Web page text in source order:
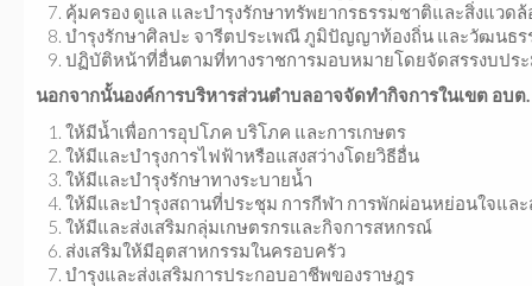
คุ้มครอง ดูแล และบำรุงรักษาทรัพยากรธรรมชาติและสิ่งแวด
บำรุงรักษาศิลปะ จารีตประเพณี ภูมิปัญญาท้องถิ่น และวัฒนธ
ปฏิบัติหน้าที่อื่นตามที่ทางราชการมอบหมายโดยจัดสรรงบปร
นอกจากนั้นองค์การบริหารส่วนตำบลอาจจัดทำกิจการในเขต อบ
ให้มีน้ำเพื่อการอุปโภค บริโภค และการเกษตร
ให้มีและบำรุงการไฟฟ้าหรือแสงสว่างโดยวิธีอื่น
ให้มีและบำรุงรักษาทางระบายน้ำ
ให้มีและบำรุงสถานที่ประชุม การกีฬา การพักผ่อนหย่อนใจแล
ให้มีและส่งเสริมกลุ่มเกษตรกรและกิจการสหกรณ์
ส่งเสริมให้มีอุตสาหกรรมในครอบครัว
บำรุงและส่งเสริมการประกอบอาชีพของราษฎร